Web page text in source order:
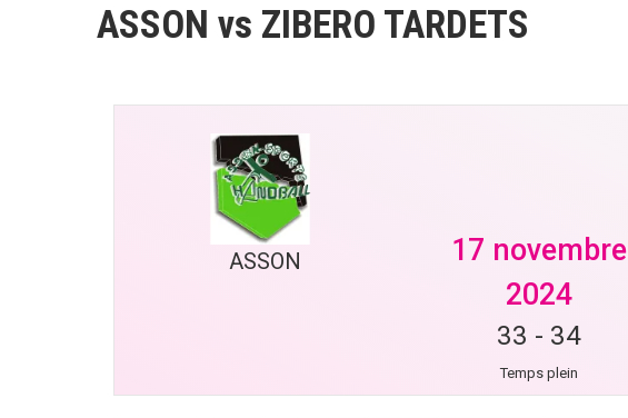
ASSON vs ZIBERO TARDETS
ASSON
17 novembre
2024
33 - 34
Temps plein